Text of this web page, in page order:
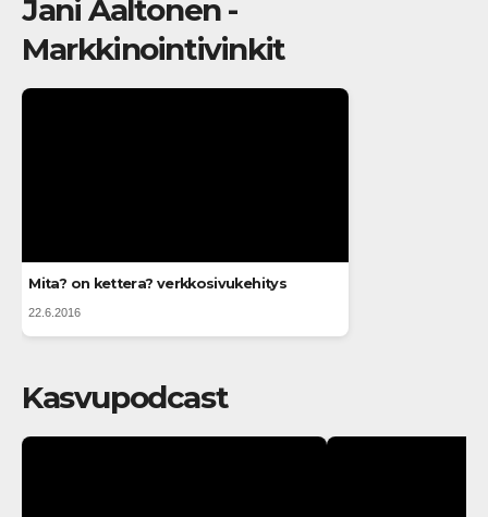
Jani Aaltonen -
Markkinointivinkit
Mita? on kettera? verkkosivukehitys
22.6.2016
Kasvupodcast